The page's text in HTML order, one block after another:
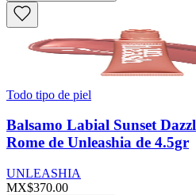
Todo tipo de piel
Balsamo Labial Sunset
Rome de Unleashia de 4.5gr
UNLEASHIA
MX$370.00